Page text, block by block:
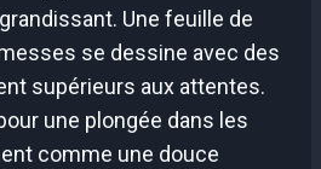
Une feuille de
se dessine avec des
supérieurs aux attentes.
une plongée dans les
comme une douce